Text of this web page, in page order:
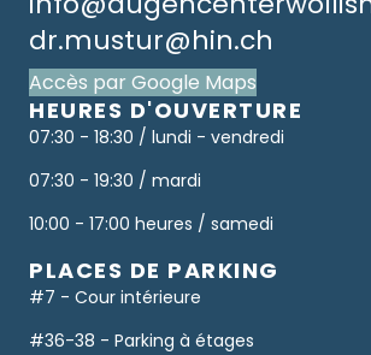
dr.mustur@hin.ch
Accès par Google Maps
HEURES D'OUVERTURE
07:30 - 18:30 / lundi - vendredi
07:30 - 19:30 / mardi
10:00 - 17:00 heures / samedi
PLACES DE PARKING
#7 - Cour intérieure
#36-38 - Parking à étages